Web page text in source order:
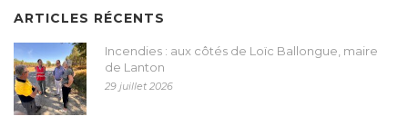
ARTICLES RÉCENTS
Incendies : aux côtés de Loïc Ballongue, maire
de Lanton
29 juillet 2026